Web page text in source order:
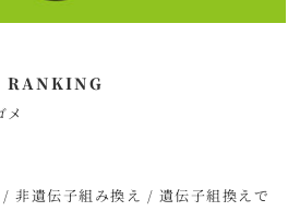
RANKING
メ
非遺伝子組み換え / 遺伝子組換えで